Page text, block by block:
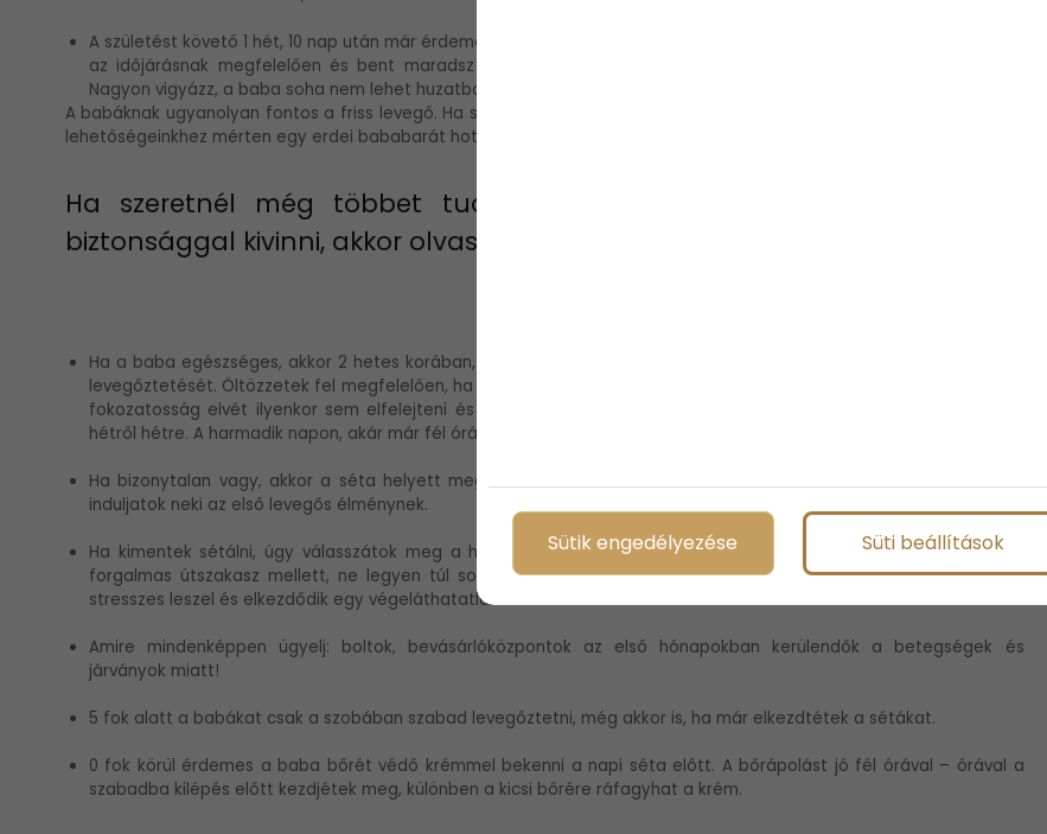
A születést követő 1 hét, 10 nap után már érdemes úgy előkészülni a napi szellőztetésre, hogy felöltözteted a babát
az időjárásnak megfelelően és bent maradsz vele a szobában, amikor 510 percre szintén kinyitod az ablakot.
Nagyon vigyázz, a baba soha nem lehet huzatban!
A babáknak ugyanolyan fontos a friss levegő. Ha szeretnénk nyugodt környezetben kivinni gyermekünket a szabadba
lehetőségeinkhez mérten egy erdei bababarát hotelbe is érdemes elvinnünk.
Ha szeretnél még többet tudni arról, hogy mikor lehet a babákat
biztonsággal kivinni, akkor olvass tovább a következő oldalon!
Ha a baba egészséges, akkor 2 hetes korában, az időjáráson kívül, már semmi olyan tényező nincs, ami gátolná a
levegőztetését. Öltözzetek fel megfelelően, ha hideg van, akkor rétegesen, és induljatok neki a világnak. Érdemes a
fokozatosság elvét ilyenkor sem elfelejteni és egy kezdeti 10 perc sétáról növelni az időtartamot napról napra,
hétről hétre. A harmadik napon, akár már fél órát is kint lehet a kicsikkel tölteni!
Ha bizonytalan vagy, akkor a séta helyett megteszi a terasz is. A fontos az, hogy nyugodt körülmények között
induljatok neki az első levegős élménynek.
Ha kimentek sétálni, úgy válasszátok meg a helyét és idejét, hogy az megfelelően nyugodt legyen: ne legyen
forgalmas útszakasz mellett, ne legyen túl sok a járókelő, a zaj. Ez feszültséget kelt a babákban, amitől te is
stresszes leszel és elkezdődik egy végeláthatatlan mókuskerék.
Amire mindenképpen ügyelj: boltok, bevásárlóközpontok az első hónapokban kerülendők a betegségek és
járványok miatt!
5 fok alatt a babákat csak a szobában szabad levegőztetni, még akkor is, ha már elkezdtétek a sétákat.
0 fok körül érdemes a baba bőrét védő krémmel bekenni a napi séta előtt. A bőrápolást jó fél órával – órával a
szabadba kilépés előtt kezdjétek meg, különben a kicsi bőrére ráfagyhat a krém.
Sütik engedélyezése Süti beállítások